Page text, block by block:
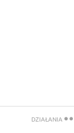
DZIAŁANIA